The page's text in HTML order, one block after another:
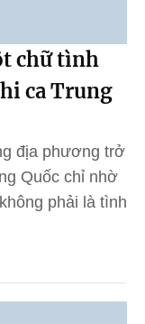
chữ tình
ca Trung
địa phương trở
Quốc chỉ nhờ
phải là tình